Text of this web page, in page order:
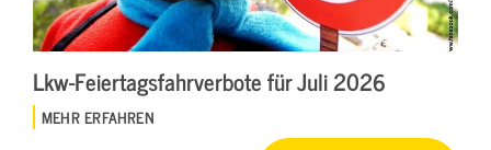
Lkw-Feiertagsfahrverbote für Juli 2026
MEHR ERFAHREN